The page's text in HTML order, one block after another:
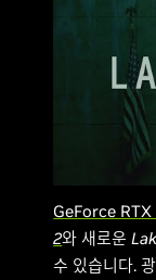
GeForce
2와 새로운
수 있습니다.